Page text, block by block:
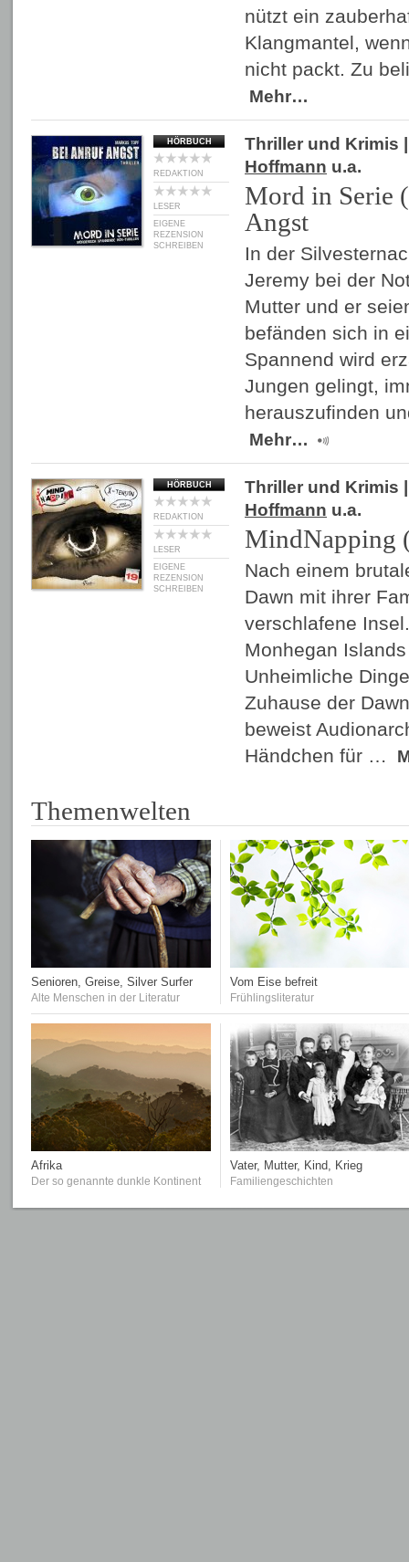
nützt ein
Klangmantel,
nicht packt. Zu
Mehr…
HÖRBUCH
REDAKTION
LESER
EIGENE
REZENSION
SCHREIBEN
Thriller und Krimis
Hoffmann u.a.
Mord in Serie
Angst
In der
Jeremy bei der
Mutter und er
befänden sich in
Spannend wird
Jungen gelingt,
herauszufinden
Mehr…
HÖRBUCH
REDAKTION
LESER
EIGENE
REZENSION
SCHREIBEN
Thriller und Krimis
Hoffmann u.a.
MindNapping
Nach einem
Dawn mit ihrer
verschlafene
Monhegan
Unheimliche
Zuhause der
beweist
Händchen für …
Themenwelten
Senioren, Greise, Silver Surfer
Alte Menschen in der Literatur
Vom Eise befreit
Frühlingsliteratur
Afrika
Der so genannte dunkle Kontinent
Vater, Mutter, Kind, Krieg
Familiengeschichten